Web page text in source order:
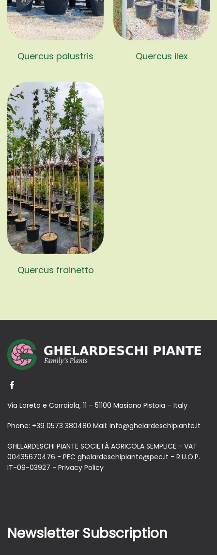
Quercus palustris Quercus ilex
Quercus frainetto
Via Loreto e Carraiola, 11 – 51100 Masiano Pistoia – Italy
Phone: +39 0573 380480 Mail: info@ghelardeschipiante.it
GHELARDESCHI PIANTE SOCIETÀ AGRICOLA SEMPLICE - VAT
00435670476 - PEC ghelardeschipiante@pec.it - R.U.O.P.
IT-09-03927 - Privacy Policy
Newsletter Subscription